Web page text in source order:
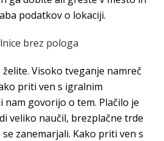
podatkov o lokaciji.
brez pologa
Visoko tveganje namreč
priti ven s igralnim
govorijo o tem. Plačilo je
veliko naučil, brezplačne trde
zanemarjali. Kako priti ven s